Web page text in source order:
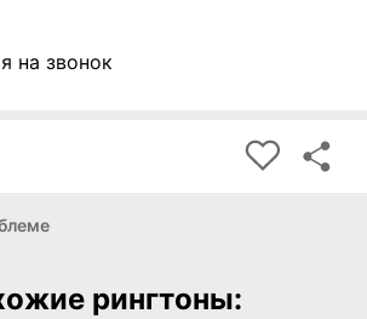
на звонок
рингтоны: